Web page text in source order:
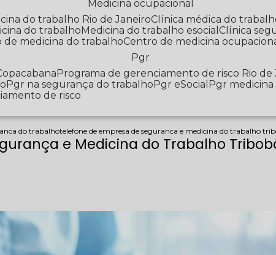
Medicina ocupacional
do trabalho Rio de Janeiro Clínica médica do
do trabalho Medicina do trabalho esocial
Clínica
de medicina do trabalho Centro de medicina
Pgr
Programa de gerenciamento de risco Rio de
Pgr na segurança do trabalho Pgr eSocial Pgr
de risco
do trabalhotelefone de empresa de seguranca e medicina do trabalho
e Medicina do Trabalho